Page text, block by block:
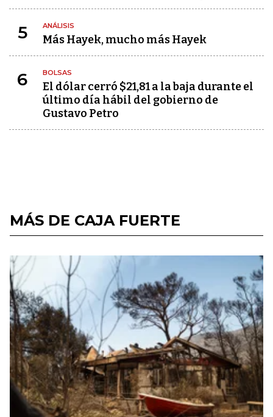
5 ANÁLISIS
Más Hayek, mucho más Hayek
6 BOLSAS
El dólar cerró $21,81 a la baja durante el
último día hábil del gobierno de
Gustavo Petro
MÁS DE CAJA FUERTE